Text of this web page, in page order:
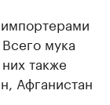
мука
также
Афганистан